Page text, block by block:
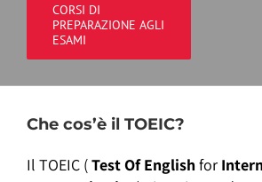
CORSI DI
PREPARAZIONE AGLI
ESAMI
Che cos’è il TOEIC?
Il TOEIC (TestOf Englishfor